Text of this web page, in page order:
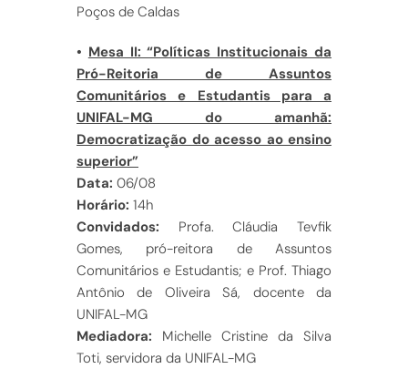
Poços de Caldas
• Mesa II: “Políticas Institucionais da
Pró-Reitoria de Assuntos
Comunitários e Estudantis para a
UNIFAL-MG do amanhã:
Democratização do acesso ao ensino
superior”
Data: 06/08
Horário: 14h
Convidados: Profa. Cláudia Tevfik
Gomes, pró-reitora de Assuntos
Comunitários e Estudantis; e Prof. Thiago
Antônio de Oliveira Sá, docente da
UNIFAL-MG
Mediadora: Michelle Cristine da Silva
Toti, servidora da UNIFAL-MG